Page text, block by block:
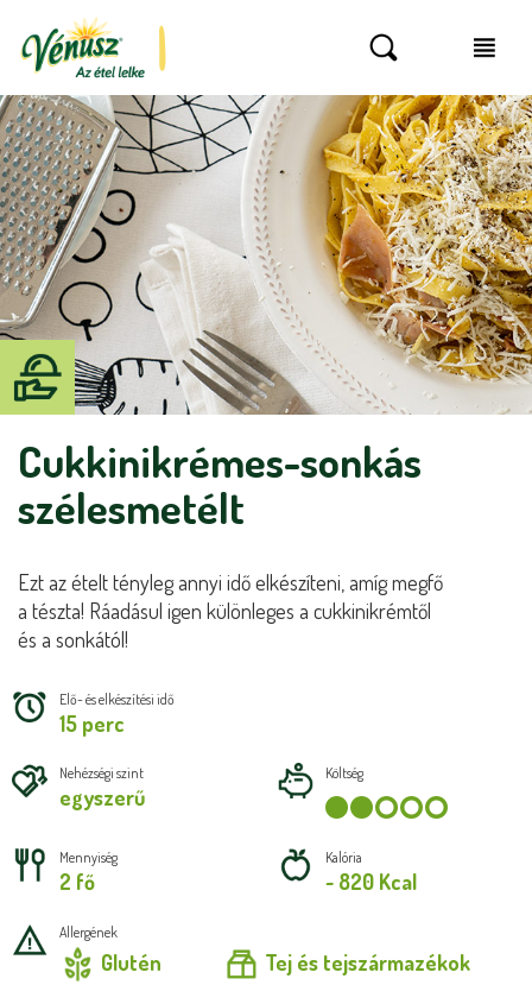
Cukkinikrémes-sonkás
szélesmetélt
Ezt az ételt tényleg annyi idő elkészíteni, amíg megfő
a tészta! Ráadásul igen különleges a cukkinikrémtől
és a sonkától!
Elő- és elkészítési idő
15 perc
Nehézségi szint
egyszerű
Költség
Mennyiség
2 fő
Kalória
~ 820 Kcal
Allergének
Glutén Tej és tejszármazékok